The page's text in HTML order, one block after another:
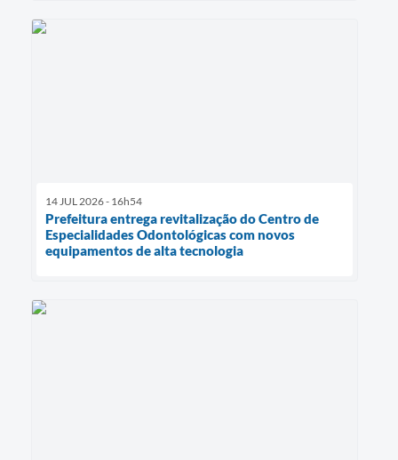
14 JUL 2026 - 16h54
Prefeitura entrega revitalização do Centro de
Especialidades Odontológicas com novos
equipamentos de alta tecnologia